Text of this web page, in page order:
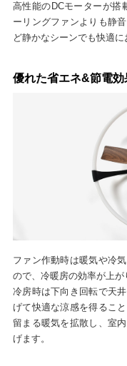
高性能のDCモーターが搭
ーリングファンよりも静
ど静かなシーンでも快適に
優れた省エネ&節電効
ファン作動時は暖気や冷
ので、冷暖房の効率が上が
冷房時は下向き回転で天
げて快適な涼感を得るこ
留まる暖気を拡散し、室
げます。